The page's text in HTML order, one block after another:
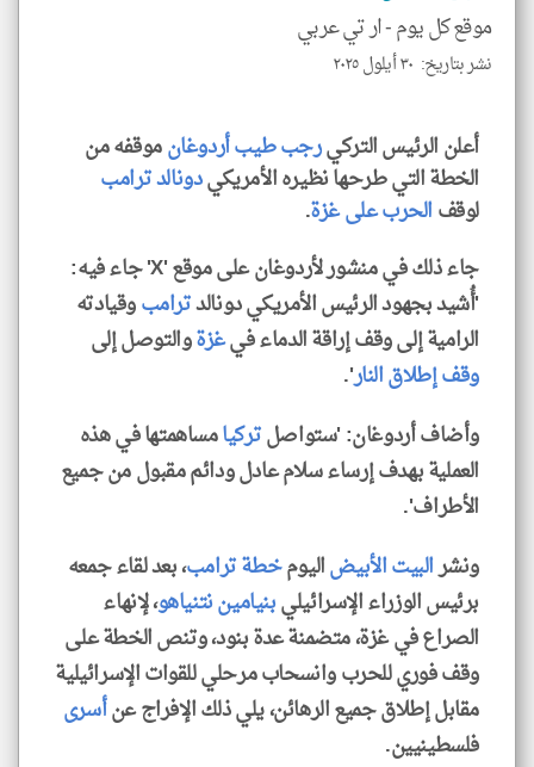
موقع كل يوم -ار تي عربي
نشر بتاريخ: ٣٠ أيلول ٢٠٢٥
أعلن الرئيس التركيرجب طيب أردوغانموقفه من
الخطة التي طرحها نظيره الأمريكيدونالد ترامب
لوقفالحرب على غزة.
جاء ذلك في منشور لأردوغان على موقع 'X' جاء فيه:
'أُشيد بجهود الرئيس الأمريكي دونالدترامبوقيادته
الرامية إلى وقف إراقة الدماء فيغزةوالتوصل إلى
وقف إطلاق النار'.
وأضاف أردوغان: 'ستواصلتركيامساهمتها في هذه
العملية بهدف إرساء سلام عادل ودائم مقبول من جميع
الأطراف'.
ونشرالبيت الأبيضاليومخطة ترامب، بعد لقاء جمعه
برئيس الوزراء الإسرائيليبنيامين نتنياهو، لإنهاء
الصراع في غزة، متضمنة عدة بنود، وتنص الخطة على
وقف فوري للحرب وانسحاب مرحلي للقوات الإسرائيلية
مقابل إطلاق جميع الرهائن، يلي ذلك الإفراج عنأسرى
فلسطينيين.
klyoum.com